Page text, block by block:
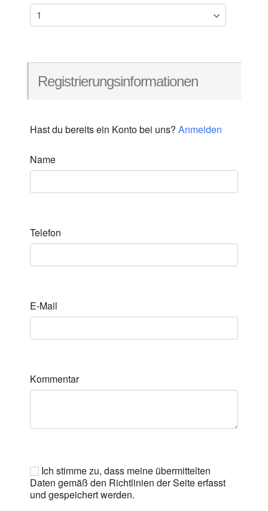
Registrierungsinformationen
Hast du bereits ein Konto bei uns? Anmelden
Name
Telefon
E-Mail
Kommentar
Ich stimme zu, dass meine übermittelten
Daten gemäß den Richtlinien der Seite erfasst
und gespeichert werden.